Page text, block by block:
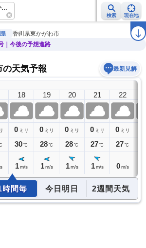
香川県東かがわ市
検索 現在地
報 地震情報 警報・注意報 ラ
県
香川県東かがわ市
｜今後の予想進路
の天気予報 最新見解
18
0 ミリ
30℃
1 m/s
19
0 ミリ
28℃
1 m/s
20
0 ミリ
28℃
1 m/s
21
0 ミリ
27℃
1 m/s
22
0 ミリ
27℃
0 m/s
時間毎 今日明日 2週間天気